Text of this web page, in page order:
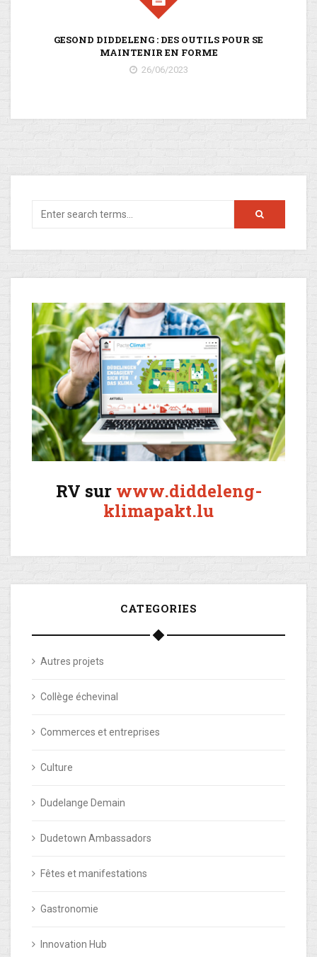
GESOND DIDDELENG : DES OUTILS POUR SE
MAINTENIR EN FORME
26/06/2023
RV sur www.diddeleng-
klimapakt.lu
CATEGORIES
Autres projets
Collège échevinal
Commerces et entreprises
Culture
Dudelange Demain
Dudetown Ambassadors
Fêtes et manifestations
Gastronomie
Innovation Hub